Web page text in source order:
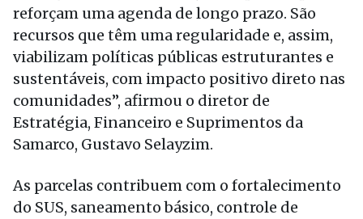
reforçam uma agenda de longo prazo. São
recursos que têm uma regularidade e, assim,
viabilizam políticas públicas estruturantes e
sustentáveis, com impacto positivo direto nas
comunidades”, afirmou o diretor de
Estratégia, Financeiro e Suprimentos da
Samarco, Gustavo Selayzim.
As parcelas contribuem com o fortalecimento
do SUS, saneamento básico, controle de